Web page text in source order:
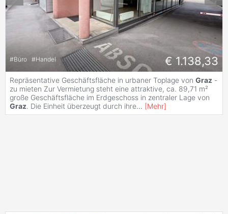
#Büro #Handel € 1.138,33
Repräsentative Geschäftsfläche in urbaner Toplage von Graz -
zu mieten Zur Vermietung steht eine attraktive, ca. 89,71 m²
große Geschäftsfläche im Erdgeschoss in zentraler Lage von
Graz. Die Einheit überzeugt durch ihre... [Mehr]